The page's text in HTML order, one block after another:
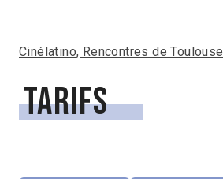
Cinélatino, Rencontres de Toulouse
Tarifs